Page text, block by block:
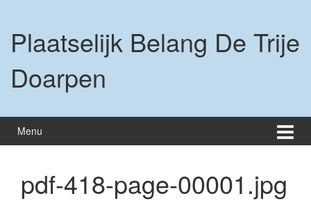
inhoud
hoofdmenu
Plaatselijk Belang De Trije
Doarpen
Menu
pdf-418-page-00001.jpg